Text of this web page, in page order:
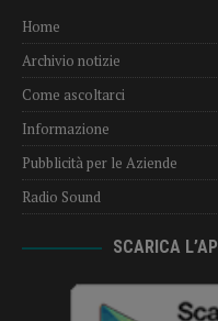
Home
Archivio notizie
Come ascoltarci
Informazione
Pubblicità per le Aziende
Radio Sound
SCARICA